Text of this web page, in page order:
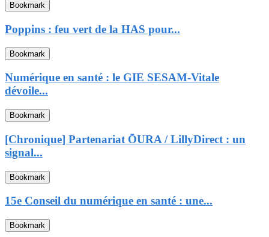
Bookmark
Poppins : feu vert de la HAS pour...
Bookmark
Numérique en santé : le GIE SESAM-Vitale
dévoile...
Bookmark
[Chronique] Partenariat ŌURA / LillyDirect : un
signal...
Bookmark
15e Conseil du numérique en santé : une...
Bookmark